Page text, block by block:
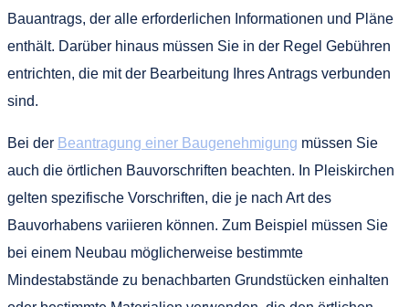
Bauantrags, der alle erforderlichen Informationen und Pläne
enthält. Darüber hinaus müssen Sie in der Regel Gebühren
entrichten, die mit der Bearbeitung Ihres Antrags verbunden
sind.
Bei der Beantragung einer Baugenehmigung müssen Sie
auch die örtlichen Bauvorschriften beachten. In Pleiskirchen
gelten spezifische Vorschriften, die je nach Art des
Bauvorhabens variieren können. Zum Beispiel müssen Sie
bei einem Neubau möglicherweise bestimmte
Mindestabstände zu benachbarten Grundstücken einhalten